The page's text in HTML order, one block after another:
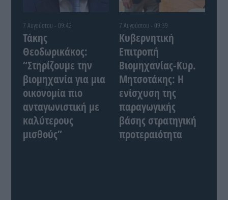
7 Αυγούστου - 09:42
Τάκης
Θεοδωρικάκος:
“Στηρίζουμε την
βιομηχανία για μια
οικονομία πιο
ανταγωνιστική με
καλύτερους
μισθούς”
7 Αυγούστου - 09:39
Κυβερνητική
Επιτροπή
Βιομηχανίας-Κυρ.
Μητσοτάκης: Η
ενίσχυση της
παραγωγικής
βάσης στρατηγική
προτεραιότητα